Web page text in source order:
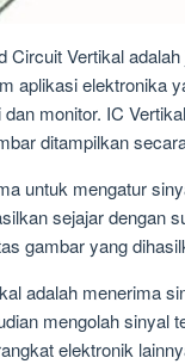
Circuit Vertikal
aplikasi elektronika
monitor. IC
ditampilkan
untuk mengatur
sejajar dengan
gambar yang
adalah menerima
mengolah sinyal
elektronik